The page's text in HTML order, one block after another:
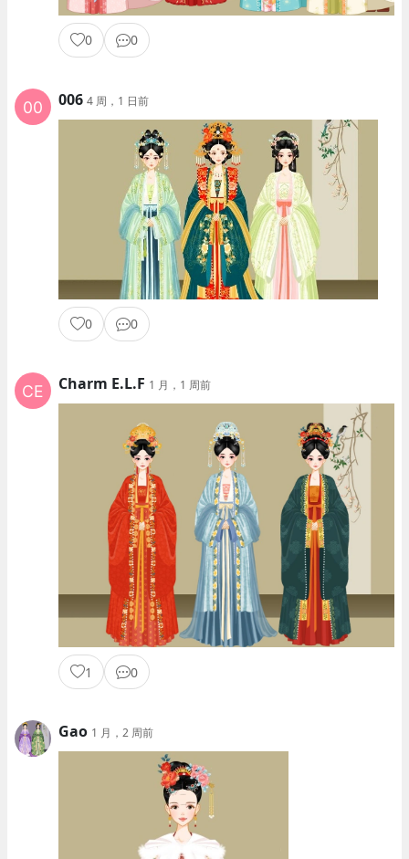
0 0
006 4 周，1 日前
0 0
Charm E.L.F 1 月，1 周前
1 0
Gao 1 月，2 周前